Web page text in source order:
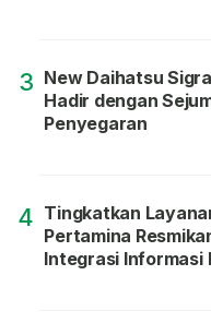
3 New Daihatsu Sigra
Hadir dengan
Penyegaran
4 Tingkatkan
Pertamina
Integrasi Informasi